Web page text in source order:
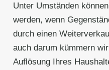
Unter Umständen
werden, wenn
durch einen
auch darum kümmern
Auflösung Ihres